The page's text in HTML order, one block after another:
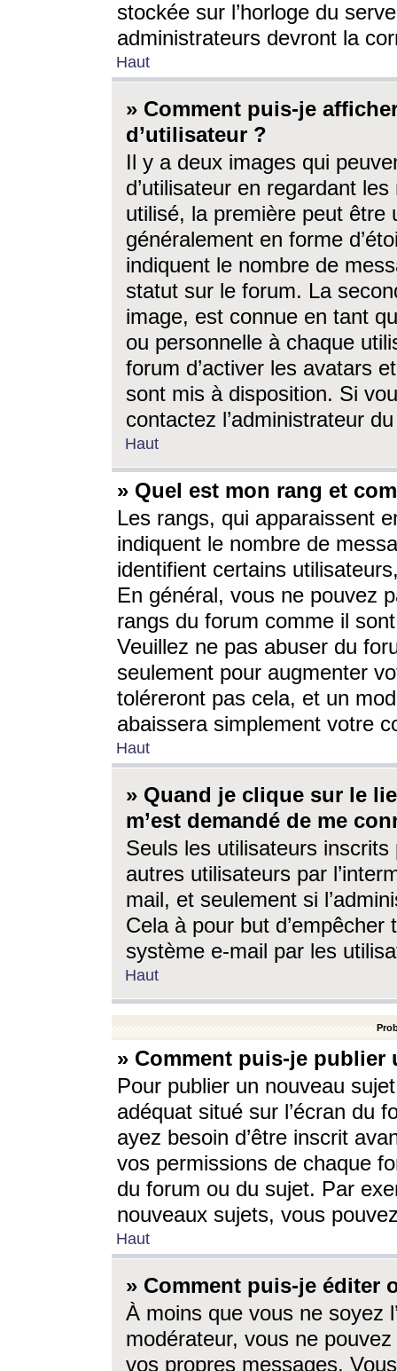
stockée sur l’horloge du
administrateurs devront la
Haut
» Comment puis-je
d’utilisateur ?
Il y a deux images qui
d’utilisateur en regardant
utilisé, la première peut être
généralement en forme
indiquent le nombre de
statut sur le forum. La
image, est connue en tant
ou personnelle à chaque
forum d’activer les avatars
sont mis à disposition. Si
contactez l’administrateur
Haut
» Quel est mon rang et
Les rangs, qui apparaissent
indiquent le nombre de
identifient certains
En général, vous ne pouvez
rangs du forum comme il
Veuillez ne pas abuser du
seulement pour augmenter
toléreront pas cela, et un
abaissera simplement votre
Haut
» Quand je clique sur le
m’est demandé de me
Seuls les utilisateurs
autres utilisateurs par
mail, et seulement si
Cela à pour but
système e-mail par les
Haut
» Comment puis-je
Pour publier un nouveau
adéquat situé sur l’écran du
ayez besoin d’être inscrit
vos permissions de chaque
du forum ou du sujet. Par
nouveaux sujets, vous
Haut
» Comment puis-je éditer
À moins que vous ne soyez
modérateur, vous ne
vos propres messages.